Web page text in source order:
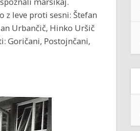
leve proti sesni: Štefan
Urbančič, Hinko Uršič
Goričani, Postojnčani,